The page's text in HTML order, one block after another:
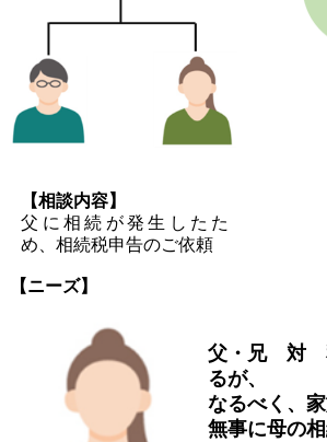
【相談内容】
父に相続が発生したた
め、相続税申告のご依頼
【ニーズ】
父・兄 対
るが、
なるべく、
無事に母の